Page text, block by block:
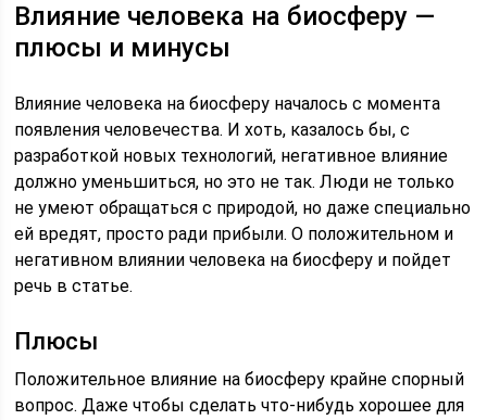
Влияние человека на биосферу —
плюсы и минусы
Влияние человека на биосферу началось с момента
появления человечества. И хоть, казалось бы, с
разработкой новых технологий, негативное влияние
должно уменьшиться, но это не так. Люди не только
не умеют обращаться с природой, но даже специально
ей вредят, просто ради прибыли. О положительном и
негативном влиянии человека на биосферу и пойдет
речь в статье.
Плюсы
Положительное влияние на биосферу крайне спорный
вопрос. Даже чтобы сделать что-нибудь хорошее для